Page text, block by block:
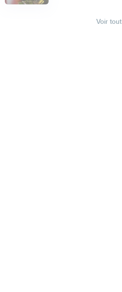
Voir tout